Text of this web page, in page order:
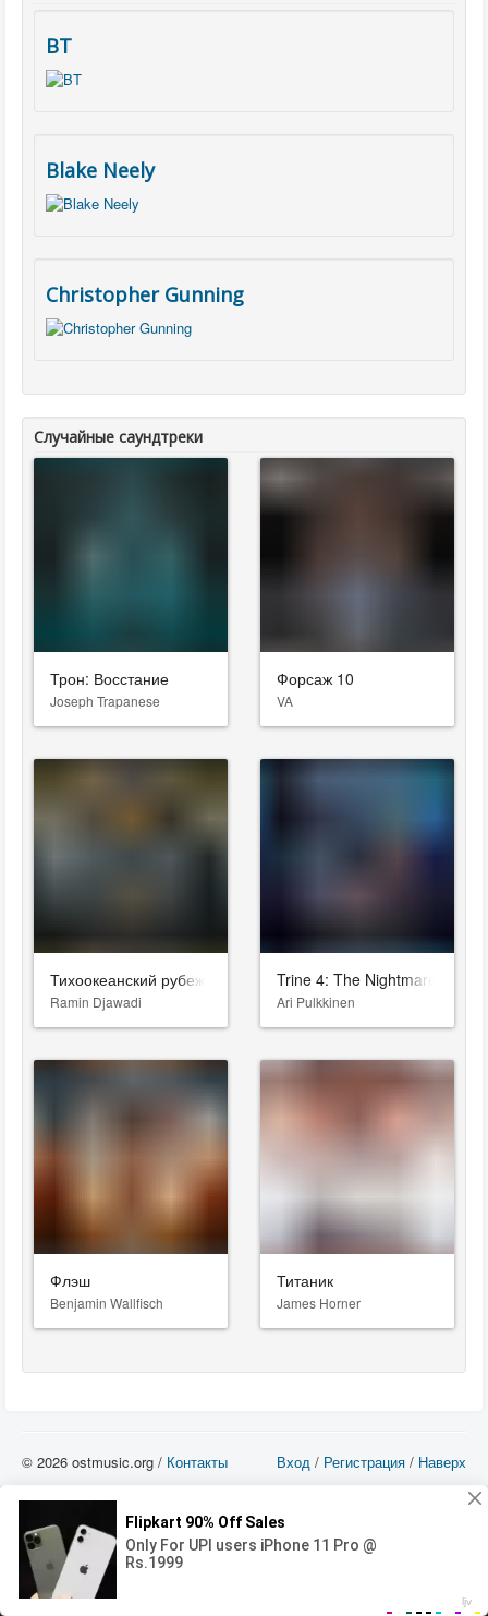
00:00
BT
Blake Neely
Christopher Gunning
Случайные саундтреки
Трон: Восстание
Joseph Trapanese
Форсаж 10
VA
Тихоокеанский рубеж
Ramin Djawadi
Trine 4: The Nightmare Prince
Ari Pulkkinen
Флэш
Benjamin Wallfisch
Титаник
James Horner
Вход / Регистрация / Наверх
© 2026 ostmusic.org / Контакты
можете использовать такие материалы только в том в случае, если
использование производится с ознакомительными целями - для прочих целей
вы должны приобрести лицензионную запись.